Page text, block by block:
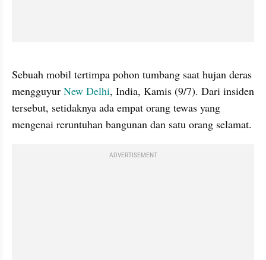
Sebuah mobil tertimpa pohon tumbang saat hujan deras
mengguyur New Delhi, India, Kamis (9/7). Dari insiden
tersebut, setidaknya ada empat orang tewas yang
mengenai reruntuhan bangunan dan satu orang selamat.
ADVERTISEMENT